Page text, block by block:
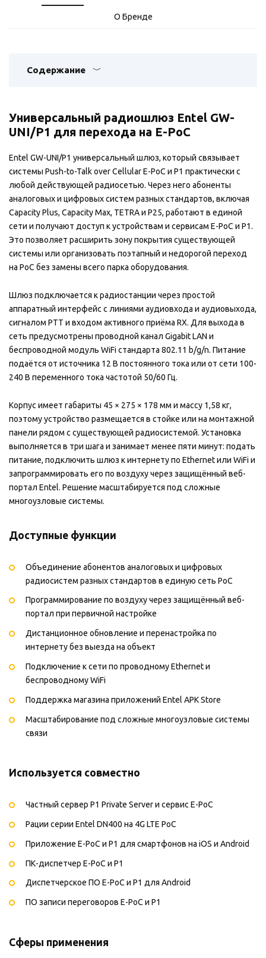
О Бренде
Содержание
Универсальный радиошлюз Entel GW-
UNI/P1 для перехода на E-PoC
Entel GW-UNI/P1 универсальный шлюз, который связывает
системы Push-to-Talk over Cellular E-PoC и P1 практически с
любой действующей радиосетью. Через него абоненты
аналоговых и цифровых систем разных стандартов, включая
Capacity Plus, Capacity Max, TETRA и P25, работают в единой
сети и получают доступ к устройствам и сервисам E-PoC и P1.
Это позволяет расширить зону покрытия существующей
системы или организовать поэтапный и недорогой переход
на PoC без замены всего парка оборудования.
Шлюз подключается к радиостанции через простой
аппаратный интерфейс с линиями аудиовхода и аудиовыхода,
сигналом PTT и входом активного приёма RX. Для выхода в
сеть предусмотрены проводной канал Gigabit LAN и
беспроводной модуль WiFi стандарта 802.11 b/g/n. Питание
подаётся от источника 12 В постоянного тока или от сети 100-
240 В переменного тока частотой 50/60 Гц.
Корпус имеет габариты 45 × 275 × 178 мм и массу 1,58 кг,
поэтому устройство размещается в стойке или на монтажной
панели рядом с существующей радиосистемой. Установка
выполняется в три шага и занимает менее пяти минут: подать
питание, подключить шлюз к интернету по Ethernet или WiFi и
запрограммировать его по воздуху через защищённый веб-
портал Entel. Решение масштабируется под сложные
многоузловые системы.
Доступные функции
Объединение абонентов аналоговых и цифровых
радиосистем разных стандартов в единую сеть PoC
Программирование по воздуху через защищённый веб-
портал при первичной настройке
Дистанционное обновление и перенастройка по
интернету без выезда на объект
Подключение к сети по проводному Ethernet и
беспроводному WiFi
Поддержка магазина приложений Entel APK Store
Масштабирование под сложные многоузловые системы
связи
Используется совместно
Частный сервер P1 Private Server и сервис E-PoC
Рации серии Entel DN400 на 4G LTE PoC
Приложение E-PoC и P1 для смартфонов на iOS и Android
ПК-диспетчер E-PoC и P1
Диспетчерское ПО E-PoC и P1 для Android
ПО записи переговоров E-PoC и P1
Сферы применения